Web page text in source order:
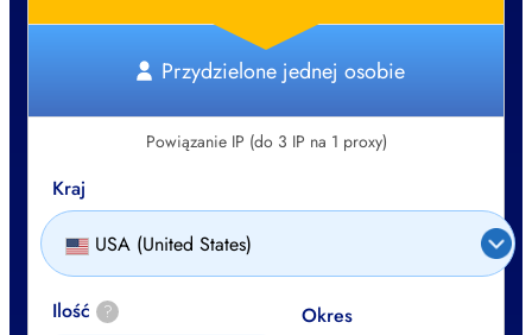
Przydzielone jednej osobie
Powiązanie IP (do 3 IP na 1 proxy)
Kraj
USA (United States)
Ilość ? Okres